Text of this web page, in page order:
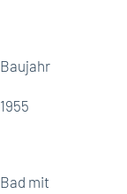
Baujahr
1955
Bad mit